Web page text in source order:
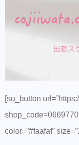
[su_button
color=”#faafaf”